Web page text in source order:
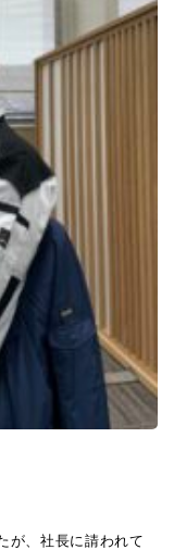
が、社長に請われて